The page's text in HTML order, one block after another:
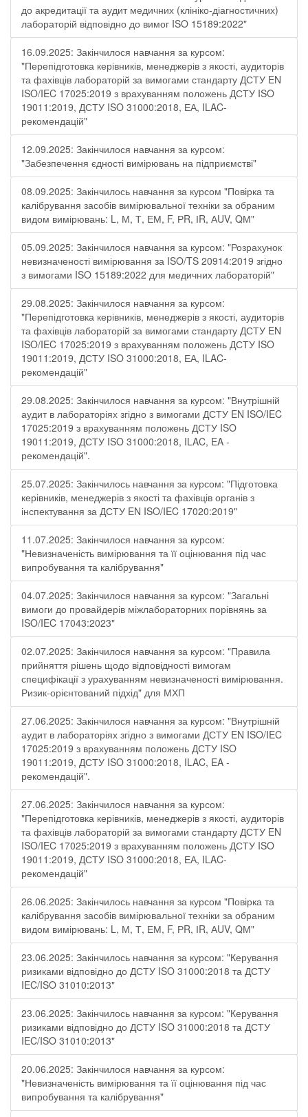
до акредитації та аудит медичних (клініко-діагностичних)
лабораторій відповідно до вимог ISO 15189:2022"
16.09.2025: Закінчилося навчання за курсом:
"Перепідготовка керівників, менеджерів з якості, аудиторів
та фахівців лабораторій за вимогами стандарту ДСТУ EN
ISO/IEC 17025:2019 з врахуванням положень ДСТУ ISO
19011:2019, ДСТУ ISO 31000:2018, ЕА, ILAC-
рекомендацій"
12.09.2025: Закінчилося навчання за курсом:
"Забезпечення єдності вимірювань на підприємстві"
08.09.2025: Закінчилось навчання за курсом "Повірка та
калібрування засобів вимірювальної техніки за обраним
видом вимірювань: L, М, Т, ЕМ, F, РR, ІR, АUV, QМ"
05.09.2025: Закінчилося навчання за курсом: "Розрахунок
невизначеності вимірювання за ISO/TS 20914:2019 згідно
з вимогами ISO 15189:2022 для медичних лабораторій"
29.08.2025: Закінчилося навчання за курсом:
"Перепідготовка керівників, менеджерів з якості, аудиторів
та фахівців лабораторій за вимогами стандарту ДСТУ EN
ISO/IEC 17025:2019 з врахуванням положень ДСТУ ISO
19011:2019, ДСТУ ISO 31000:2018, ЕА, ILAC-
рекомендацій"
29.08.2025: Закінчилося навчання за курсом: "Внутрішній
аудит в лабораторіях згідно з вимогами ДСТУ EN ISO/IEC
17025:2019 з врахуванням положень ДСТУ ISO
19011:2019, ДСТУ ISO 31000:2018, ILAC, EA -
рекомендацій".
25.07.2025: Закінчилось навчання за курсом: "Підготовка
керівників, менеджерів з якості та фахівців органів з
інспектування за ДСТУ EN ISO/IEC 17020:2019"
11.07.2025: Закінчилося навчання за курсом:
"Невизначеність вимірювання та її оцінювання під час
випробування та калібрування"
04.07.2025: Закінчилося навчання за курсом: "Загальні
вимоги до провайдерів міжлабораторних порівнянь за
ISO/IEC 17043:2023"
02.07.2025: Закінчилося навчання за курсом: "Правила
прийняття рішень щодо відповідності вимогам
специфікації з урахуванням невизначеності вимірювання.
Ризик-орієнтований підхід" для МХП
27.06.2025: Закінчилося навчання за курсом: "Внутрішній
аудит в лабораторіях згідно з вимогами ДСТУ EN ISO/IEC
17025:2019 з врахуванням положень ДСТУ ISO
19011:2019, ДСТУ ISO 31000:2018, ILAC, EA -
рекомендацій".
27.06.2025: Закінчилося навчання за курсом:
"Перепідготовка керівників, менеджерів з якості, аудиторів
та фахівців лабораторій за вимогами стандарту ДСТУ EN
ISO/IEC 17025:2019 з врахуванням положень ДСТУ ISO
19011:2019, ДСТУ ISO 31000:2018, ЕА, ILAC-
рекомендацій"
26.06.2025: Закінчилось навчання за курсом "Повірка та
калібрування засобів вимірювальної техніки за обраним
видом вимірювань: L, М, Т, ЕМ, F, РR, ІR, АUV, QМ"
23.06.2025: Закінчилось навчання за курсом: "Керування
ризиками відповідно до ДСТУ ISO 31000:2018 та ДСТУ
IEC/ISO 31010:2013"
23.06.2025: Закінчилось навчання за курсом: "Керування
ризиками відповідно до ДСТУ ISO 31000:2018 та ДСТУ
IEC/ISO 31010:2013"
20.06.2025: Закінчилося навчання за курсом:
"Невизначеність вимірювання та її оцінювання під час
випробування та калібрування"